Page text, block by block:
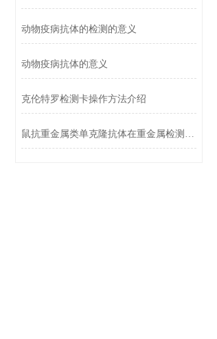
动物疫病抗体的检测的意义
动物疫病抗体的意义
克伦特罗检测卡操作方法介绍
鼠抗重金属类单克隆抗体在重金属检测中有哪些优势？